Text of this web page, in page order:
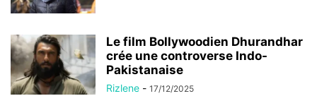
Le film Bollywoodien Dhurandhar
crée une controverse Indo-
Pakistanaise
Rizlene - 17/12/2025